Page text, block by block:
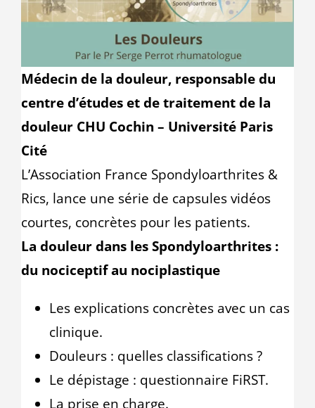
Médecin de la douleur, responsable du
centre d’études et de traitement de la
douleur CHU Cochin – Université Paris
Cité
L’Association France Spondyloarthrites &
Rics, lance une série de capsules vidéos
courtes, concrètes pour les patients.
La douleur dans les Spondyloarthrites :
du nociceptif au nociplastique
Les explications concrètes avec un cas
clinique.
Douleurs : quelles classifications ?
Le dépistage : questionnaire FiRST.
La prise en charge.